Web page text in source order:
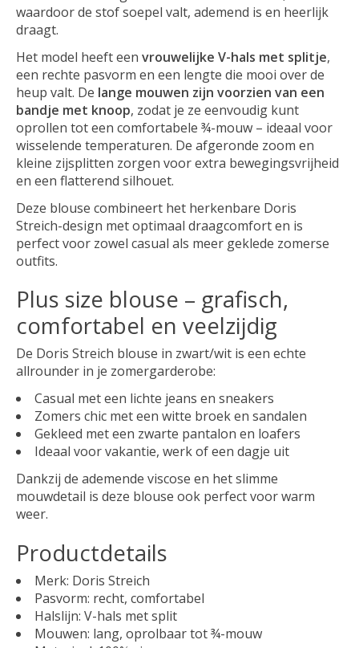
waardoor de stof soepel valt, ademend is en heerlijk
draagt.
Het model heeft een vrouwelijke V-hals met splitje,
een rechte pasvorm en een lengte die mooi over de
heup valt. De lange mouwen zijn voorzien van een
bandje met knoop, zodat je ze eenvoudig kunt
oprollen tot een comfortabele ¾-mouw – ideaal voor
wisselende temperaturen. De afgeronde zoom en
kleine zijsplitten zorgen voor extra bewegingsvrijheid
en een flatterend silhouet.
Deze blouse combineert het herkenbare Doris
Streich-design met optimaal draagcomfort en is
perfect voor zowel casual als meer geklede zomerse
outfits.
Plus size blouse – grafisch,
comfortabel en veelzijdig
De Doris Streich blouse in zwart/wit is een echte
allrounder in je zomergarderobe:
Casual met een lichte jeans en sneakers
Zomers chic met een witte broek en sandalen
Gekleed met een zwarte pantalon en loafers
Ideaal voor vakantie, werk of een dagje uit
Dankzij de ademende viscose en het slimme
mouwdetail is deze blouse ook perfect voor warm
weer.
Productdetails
Merk: Doris Streich
Pasvorm: recht, comfortabel
Halslijn: V-hals met split
Mouwen: lang, oprolbaar tot ¾-mouw